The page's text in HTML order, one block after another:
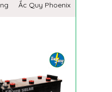
Ắc Quy Phoenix